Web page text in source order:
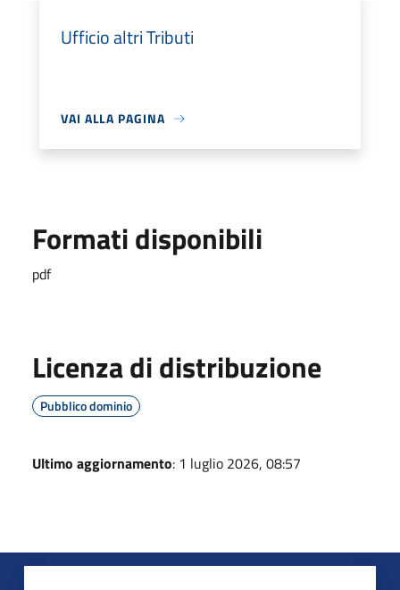
Ufficio altri Tributi
VAI ALLA PAGINA
Formati disponibili
pdf
Licenza di distribuzione
Pubblico dominio
Ultimo aggiornamento: 1 luglio 2026, 08:57